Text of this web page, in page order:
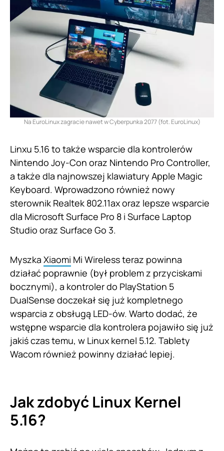
Na EuroLinux zagracie nawet w Cyberpunka 2077 (fot. EuroLinux)
Linxu 5.16 to także wsparcie dla kontrolerów
Nintendo Joy-Con oraz Nintendo Pro Controller,
a także dla najnowszej klawiatury Apple Magic
Keyboard. Wprowadzono również nowy
sterownik Realtek 802.11ax oraz lepsze wsparcie
dla Microsoft Surface Pro 8 i Surface Laptop
Studio oraz Surface Go 3.
Myszka Xiaomi Mi Wireless teraz powinna
działać poprawnie (był problem z przyciskami
bocznymi), a kontroler do PlayStation 5
DualSense doczekał się już kompletnego
wsparcia z obsługą LED-ów. Warto dodać, że
wstępne wsparcie dla kontrolera pojawiło się już
jakiś czas temu, w Linux kernel 5.12. Tablety
Wacom również powinny działać lepiej.
Jak zdobyć Linux Kernel
5.16?